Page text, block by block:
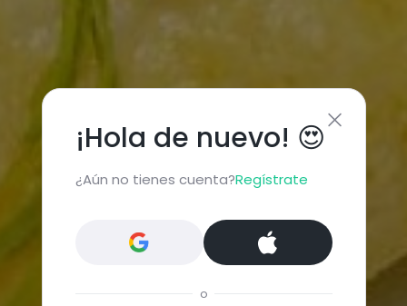
¡Hola de nuevo! 😍
¿Aún no tienes cuenta?Regístrate
o